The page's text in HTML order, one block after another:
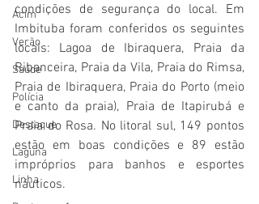
Acim
Verão
Saúde
Polícia
Destaque
Laguna
Linha
condições de segurança do local. Em
Imbituba foram conferidos os seguintes
locais: Lagoa de Ibiraquera, Praia da
Ribanceira, Praia da Vila, Praia do Rimsa,
Praia de Ibiraquera, Praia do Porto (meio
e canto da praia), Praia de Itapirubá e
Praia do Rosa. No litoral sul, 149 pontos
estão em boas condições e 89 estão
impróprios para banhos e esportes
náuticos.